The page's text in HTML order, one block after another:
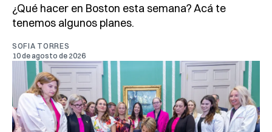
¿Qué hacer en Boston esta semana? Acá te
tenemos algunos planes.
SOFIA TORRES
10 de agosto de 2026